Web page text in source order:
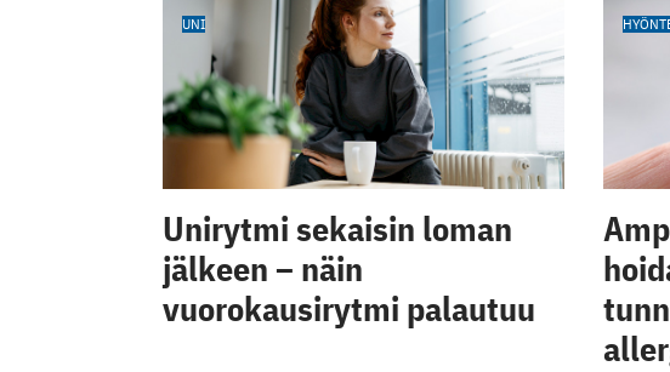
UNI
Unirytmi sekaisin loman
jälkeen – näin
vuorokausirytmi palautuu